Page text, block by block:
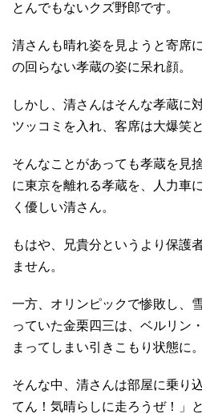
とんでもないクズ野郎です。
清さんも晴れ姿を見ようと寄席
の回らない孝蔵の姿に呆れ顔。
しかし、清さんはそんな孝蔵に
ツッコミを入れ、客席は大爆笑
そんなことがあっても孝蔵を見
に東京を離れる孝蔵を、人力車
く優しい清さん。
もはや、兄貴分というより保護
ません。
一方、オリンピックで惨敗し、
っていた金栗四三は、ベルリン
まってしまい引きこもり状態に。
そんな中、清さんは部屋に乗り
てん！気晴らしに走ろうぜ！」